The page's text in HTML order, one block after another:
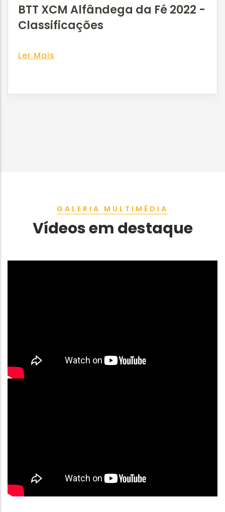
BTT XCM Alfândega da Fé 2022 -
Classificações
Ler Mais
GALERIA MULTIMÉDIA
Vídeos em destaque